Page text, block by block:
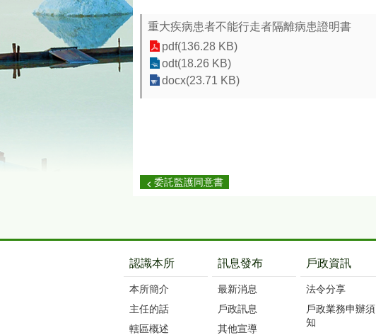
重大疾病患者不能行走者隔離病患證明書
pdf(136.28 KB)
odt(18.26 KB)
docx(23.71 KB)
委託監護同意書
認識本所
本所簡介
主任的話
轄區概述
訊息發布
最新消息
戶政訊息
其他宣導
戶政資訊
法令分享
戶政業務申辦須
知